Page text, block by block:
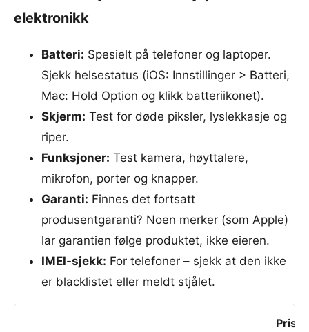
elektronikk
Batteri: Spesielt på telefoner og laptoper.
Sjekk helsestatus (iOS: Innstillinger > Batteri,
Mac: Hold Option og klikk batteriikonet).
Skjerm: Test for døde piksler, lyslekkasje og
riper.
Funksjoner: Test kamera, høyttalere,
mikrofon, porter og knapper.
Garanti: Finnes det fortsatt
produsentgaranti? Noen merker (som Apple)
lar garantien følge produktet, ikke eieren.
IMEI-sjekk: For telefoner – sjekk at den ikke
er blacklistet eller meldt stjålet.
Pris